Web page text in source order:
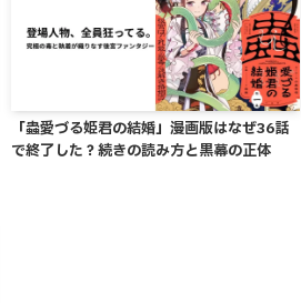
「蟲愛づる姫君の結婚」漫画版はなぜ36話
で終了した？続きの読み方と黒幕の正体